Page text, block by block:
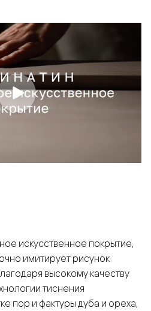
искусственное покрытие,
имитирует рисунок
высокому качеству
тиснения
пор и фактуры дуба и ореха,